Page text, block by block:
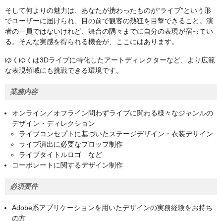
そして何よりの魅力は、あなたが携わったものが“ライブ”という形
でユーザーに届けられ、目の前で観客の熱狂を目撃できること。演
者の一員ではないけれど、舞台の隅々までに自分の表現が宿ってい
る。そんな実感を得られる機会が、ここにはあります。
ゆくゆくは3Dライブに特化したアートディレクターなど、より広範
な表現領域にも挑戦できる環境です。
業務内容
オンライン／オフライン問わずライブに関わる様々なジャンルの
デザイン・ディレクション
ライブコンセプトに基づいたステージデザイン・衣装デザイン
ライブ演出に必要なプロップ制作
ライブタイトルロゴ など
コーポレートに関するデザイン制作
必須要件
Adobe系アプリケーションを用いたデザインの実務経験をお持ち
の方